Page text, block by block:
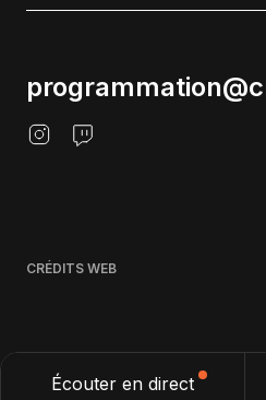
Écouter en direct
CRÉDITS WEB